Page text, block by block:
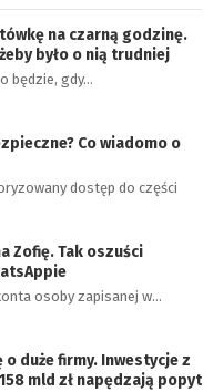
na czarną godzinę.
było o nią trudniej
będzie, gdy…
Co wiadomo o
dostęp do części
Zofię. Tak oszuści
osoby zapisanej w…
duże firmy. Inwestycje z
mld zł napędzają popyt